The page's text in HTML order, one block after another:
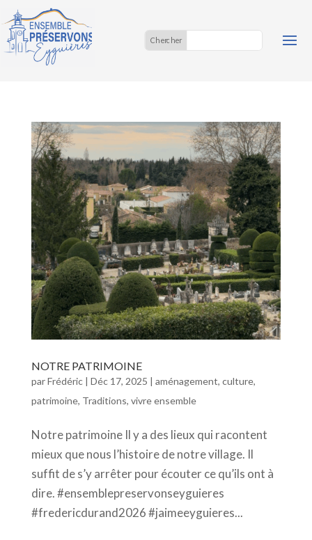
NOTRE PATRIMOINE
parFrédéric| Déc 17, 2025 | aménagement, culture,
patrimoine, Traditions, vivre ensemble
Notre patrimoine Il y a des lieux qui racontent
mieux que nous l’histoire de notre village. Il
suffit de s’y arrêter pour écouter ce qu’ils ont à
dire. #ensemblepreservonseyguieres
#fredericdurand2026 #jaimeeyguieres...